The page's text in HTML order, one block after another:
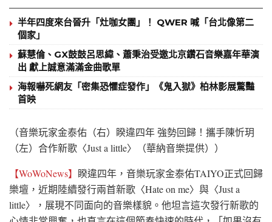
半年四度來台晉升「灶咖女團」！ QWER 喊「台北像第二
個家」
蘇慧倫、GX鼓鼓呂思緯、蕭秉治受邀北京鑽石音樂嘉年華演
出 獻上誠意滿滿金曲歌單
海報嚇死網友「密集恐懼症發作」《鬼入獄》柏林影展驚豔
首映
（音樂玩家金泰佑（右）睽違四年 強勢回歸！攜手陳忻玥
（左）合作新歌〈Just a little〉（華納音樂提供））
【WoWoNews】 睽違四年，音樂玩家金泰佑TAIYO正式回歸
樂壇，近期陸續發行兩首新歌〈Hate on me〉與〈Just a
little〉，展現不同面向的音樂樣貌。他坦言這次發行新歌的